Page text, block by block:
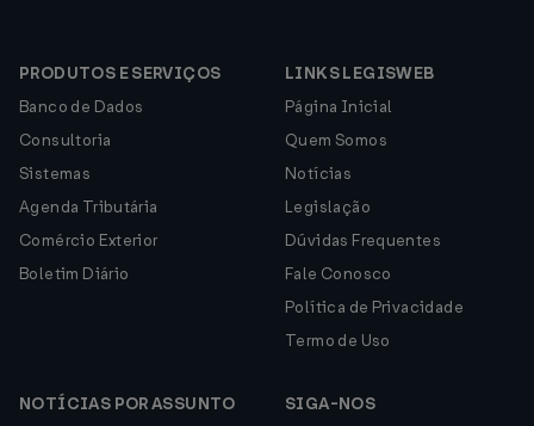
PRODUTOS E SERVIÇOS
Banco de Dados
Consultoria
Sistemas
Agenda Tributária
Comércio Exterior
Boletim Diário
LINKS LEGISWEB
Página Inicial
Quem Somos
Notícias
Legislação
Dúvidas Frequentes
Fale Conosco
Política de Privacidade
Termo de Uso
NOTÍCIAS POR ASSUNTO
SIGA-NOS